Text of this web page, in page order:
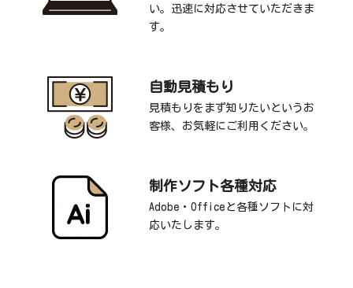
い。迅速に対応させていただきま
す。
自動見積もり
見積もりをまず知りたいというお
客様、お気軽にご利用ください。
制作ソフト各種対応
Adobe・Officeと各種ソフトに対
応いたします。